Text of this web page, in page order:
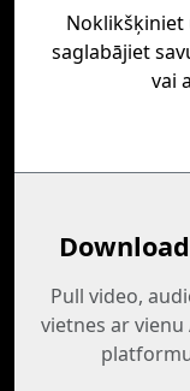
Noklikšķiniet
saglabājiet
vai
Pull video,
vietnes ar